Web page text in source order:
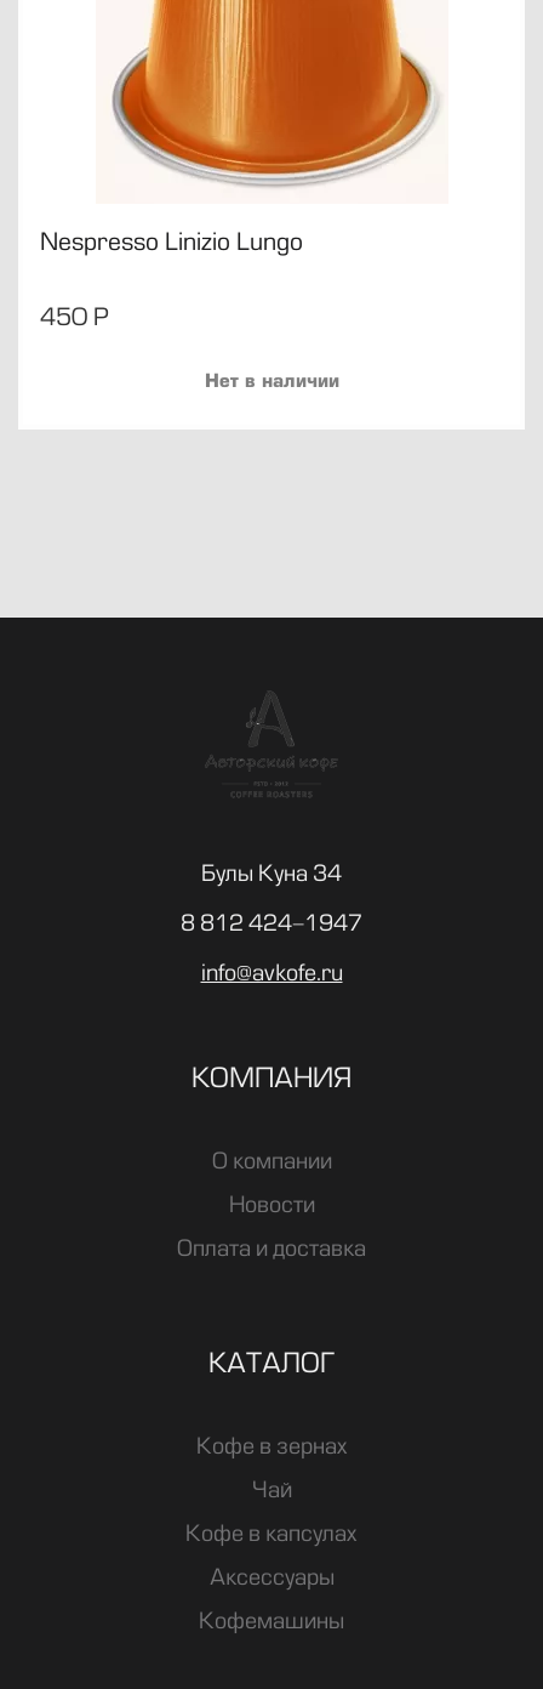
Nespresso Linizio Lungo
450 Р
Нет в наличии
Булы Куна 34
8 812 424-1947
info@avkofe.ru
КОМПАНИЯ
О компании
Новости
Оплата и доставка
КАТАЛОГ
Кофе в зернах
Чай
Кофе в капсулах
Аксессуары
Кофемашины